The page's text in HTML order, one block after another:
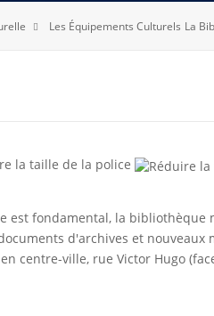
Les Équipements Culturels La
la taille de la police
est fondamental, la
d'archives et
centre-ville, rue Victor Hugo